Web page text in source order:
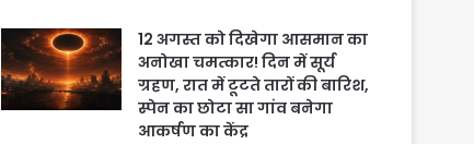
12 अगस्त को दिखेगा आसमान का
अनोखा चमत्कार! दिन में सूर्य
ग्रहण, रात में टूटते तारों की बारिश,
स्पेन का छोटा सा गांव बनेगा
आकर्षण का केंद्र